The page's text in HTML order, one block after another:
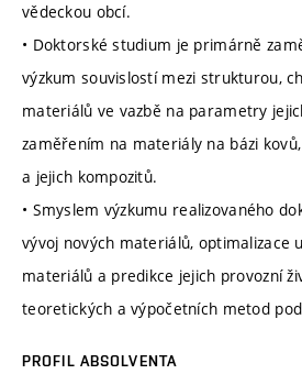
vědeckou obcí.
• Doktorské studium je primárně
výzkum souvislostí mezi strukturou,
materiálů ve vazbě na parametry
zaměřením na materiály na bázi
a jejich kompozitů.
• Smyslem výzkumu realizovaného
vývoj nových materiálů, optimalizace
materiálů a predikce jejich provozní
teoretických a výpočetních metod
PROFIL ABSOLVENTA